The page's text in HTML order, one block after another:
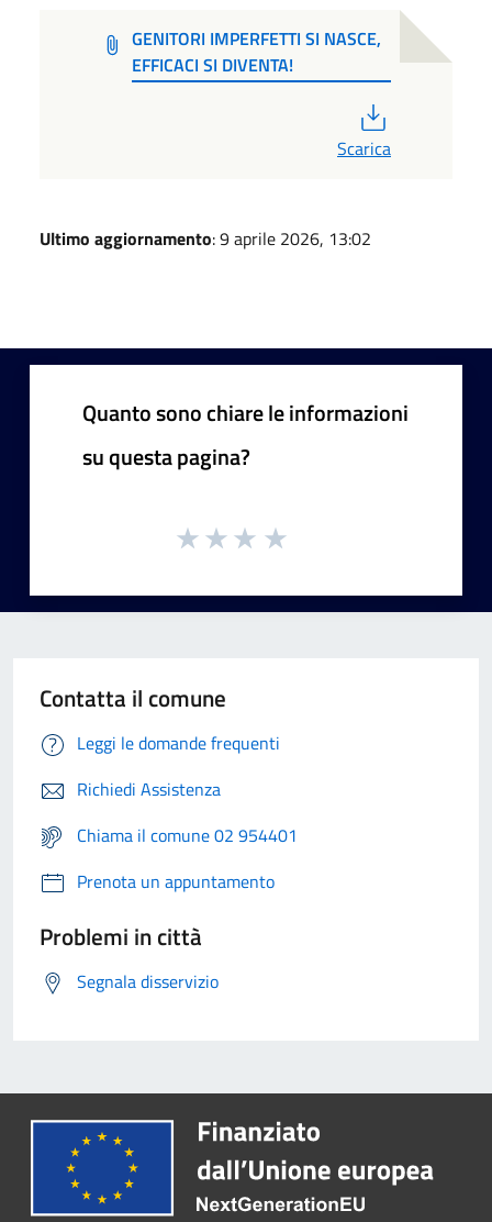
GENITORI IMPERFETTI SI NASCE,
EFFICACI SI DIVENTA!
Scarica
Ultimo aggiornamento: 9 aprile 2026, 13:02
Quanto sono chiare le informazioni
su questa pagina?
Contatta il comune
Leggi le domande frequenti
Richiedi Assistenza
Chiama il comune 02 954401
Prenota un appuntamento
Problemi in città
Segnala disservizio